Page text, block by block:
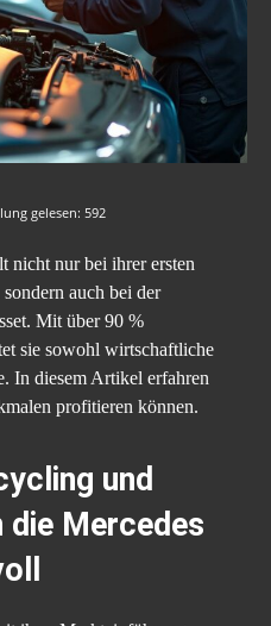
gelesen: 592
nicht nur bei ihrer ersten
auch bei der
Mit über 90 %
sie sowohl wirtschaftliche
In diesem Artikel erfahren
profitieren können.
und
die Mercedes